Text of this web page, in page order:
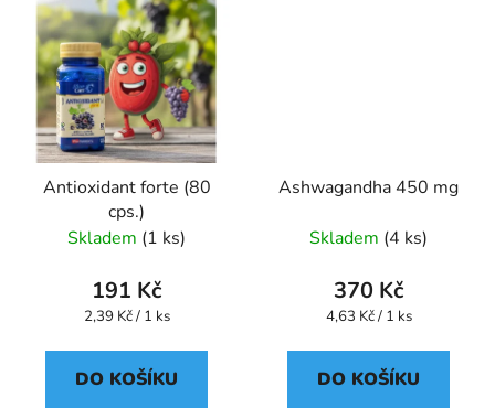
Antioxidant forte (80
cps.)
Skladem (1 ks)
191 Kč
Měrná
2,39 Kč / 1 ks
DO KOŠÍKU
Ashwagandha 450 mg
Skladem (4 ks)
370 Kč
Měrná
4,63 Kč / 1 ks
DO KOŠÍKU